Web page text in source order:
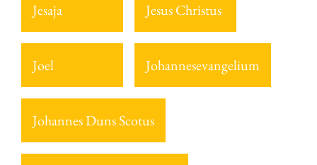
Jesaja Jesus Christus
Joel Johannesevangelium
Johannes Duns Scotus